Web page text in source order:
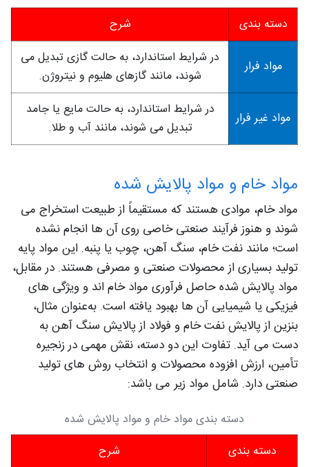
دسته بندی
شرح
مواد فرار
در شرایط استاندارد، به حالت گازی تبدیل می
شوند، مانند گازهای هلیوم و نیتروژن.
مواد غیر فرار
در شرایط استاندارد، به حالت مایع یا جامد
تبدیل می شوند، مانند آب و طلا.
مواد خام و مواد پالایش شده
مواد خام، موادی هستند که مستقیماً از طبیعت استخراج می‌
شوند و هنوز فرآیند صنعتی خاصی روی آن‌ ها انجام نشده
است؛ مانند نفت خام، سنگ آهن، چوب یا پنبه. این مواد پایه
تولید بسیاری از محصولات صنعتی و مصرفی هستند. در مقابل،
مواد پالایش شده حاصل فرآوری مواد خام‌ اند و ویژگی‌ های
فیزیکی یا شیمیایی آن‌ ها بهبود یافته است. به‌عنوان مثال،
بنزین از پالایش نفت خام و فولاد از پالایش سنگ آهن به
دست می‌ آید. تفاوت این دو دسته، نقش مهمی در زنجیره
تأمین، ارزش‌ افزوده محصولات و انتخاب روش‌ های تولید
صنعتی دارد. شامل مواد زیر می باشد:
دسته بندی مواد خام و مواد پالایش شده
دسته بندی
شرح